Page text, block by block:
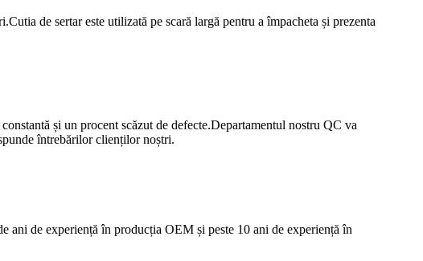
de sertar este utilizată pe scară largă pentru a împacheta și prezenta
și un procent scăzut de defecte.Departamentul nostru QC va
întrebărilor clienților noștri.
ani de experiență în producția OEM și peste 10 ani de experiență în